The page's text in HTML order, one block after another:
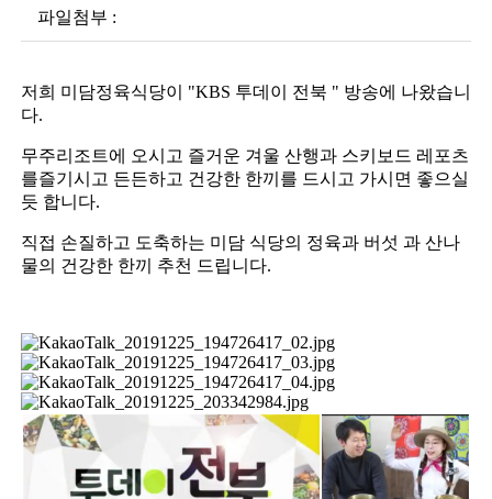
파일첨부 :
저희 미담정육식당이 "KBS 투데이 전북 " 방송에 나왔습니
다.
무주리조트에 오시고 즐거운 겨울 산행과 스키보드 레포츠
를즐기시고 든든하고 건강한 한끼를 드시고 가시면 좋으실
듯 합니다.
직접 손질하고 도축하는 미담 식당의 정육과 버섯 과 산나
물의 건강한 한끼 추천 드립니다.